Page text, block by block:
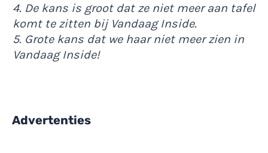
4. De kans is groot dat ze niet meer aan tafel
komt te zitten bij Vandaag Inside.
5. Grote kans dat we haar niet meer zien in
Vandaag Inside!
Advertenties